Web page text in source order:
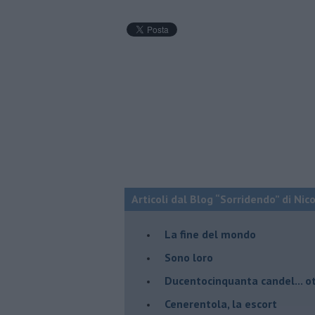
Articoli dal Blog “Sorridendo” di
La fine del mondo
Sono loro
Ducentocinquanta candel...
Cenerentola, la escort